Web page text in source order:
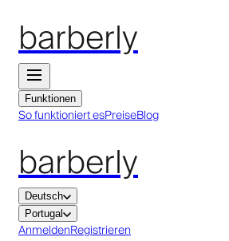
barberly
Funktionen
So funktioniert esPreiseBlog
barberly
Deutsch
Portugal
AnmeldenRegistrieren